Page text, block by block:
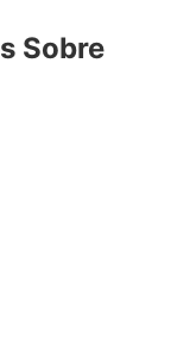
Sobre